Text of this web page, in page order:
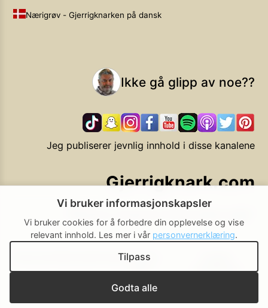
Nærigrøv - Gjerrigknarken på dansk
Ikke gå glipp av noe??
Jeg publiserer jevnlig innhold i disse kanalene
Gjerrigknark.com
Ekstra smarte forbrukervalg
BrukerbetingelserCookie-
policy
innstillinger
Vi bruker informasjonskapsler
Vi bruker cookies for å forbedre din opplevelse og vise
relevant innhold. Les mer i vår personvernerklæring.
Godta alle
Tilpass